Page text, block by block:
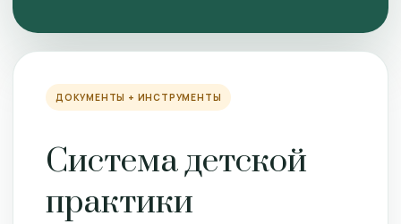
ДОКУМЕНТЫ + ИНСТРУМЕНТЫ
Система детской
практики